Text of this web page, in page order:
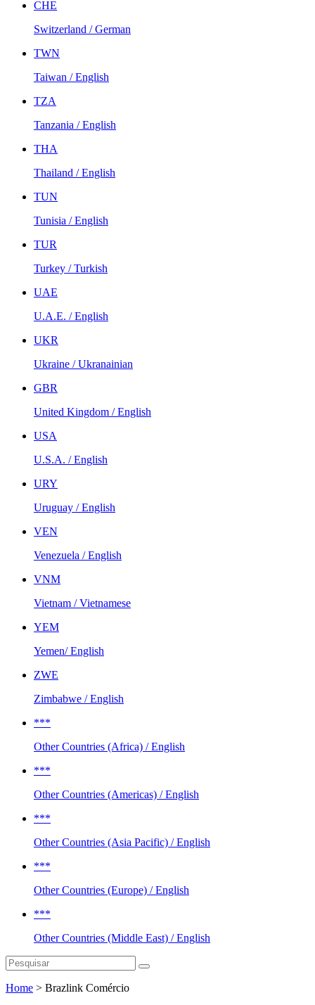
CHE
Switzerland / German
TWN
Taiwan / English
TZA
Tanzania / English
THA
Thailand / English
TUN
Tunisia / English
TUR
Turkey / Turkish
UAE
U.A.E. / English
UKR
Ukraine / Ukranainian
GBR
United Kingdom / English
USA
U.S.A. / English
URY
Uruguay / English
VEN
Venezuela / English
VNM
Vietnam / Vietnamese
YEM
Yemen/ English
ZWE
Zimbabwe / English
***
Other Countries (Africa) / English
***
Other Countries (Americas) / English
***
Other Countries (Asia Pacific) / English
***
Other Countries (Europe) / English
***
Other Countries (Middle East) / English
Home > Brazlink Comércio